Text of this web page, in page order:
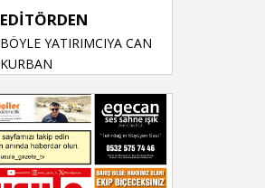
EDİTÖRDEN
BÖYLE YATIRIMCIYA CAN
KURBAN